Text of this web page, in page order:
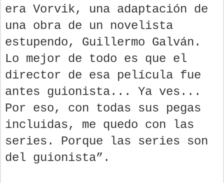
era Vorvik, una adaptación de
una obra de un novelista
estupendo, Guillermo Galván.
Lo mejor de todo es que el
director de esa película fue
antes guionista... Ya ves...
Por eso, con todas sus pegas
incluidas, me quedo con las
series. Porque las series son
del guionista”.